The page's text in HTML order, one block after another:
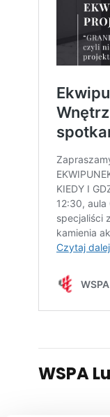
WSPA